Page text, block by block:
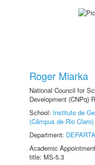
Roger Miarka
National Council for
Development (CNPq)
School: Instituto de
(Câmpus de Rio Claro)
Department:
Academic
title: MS-5.3